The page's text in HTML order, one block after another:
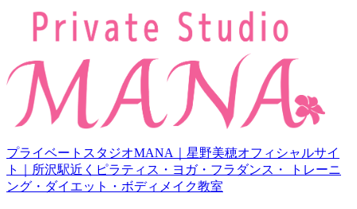
プライベートスタジオMANA｜星野美穂オフィシャルサイ
ト｜所沢駅近くピラティス・ヨガ・フラダンス・ トレーニ
ング・ダイエット・ボディメイク教室